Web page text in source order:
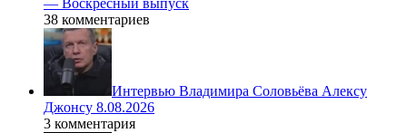
— Воскресный выпуск
38 комментариев
Интервью Владимира Соловьёва Алексу
Джонсу 8.08.2026
3 комментария